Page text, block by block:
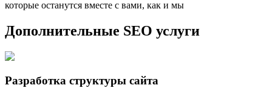
которые останутся вместе с вами, как и мы
Дополнительные SEO услуги
Разработка структуры сайта